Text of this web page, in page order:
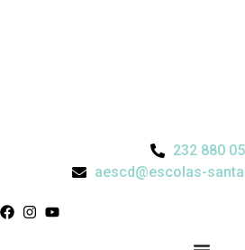
232 880
aescd@escolas-